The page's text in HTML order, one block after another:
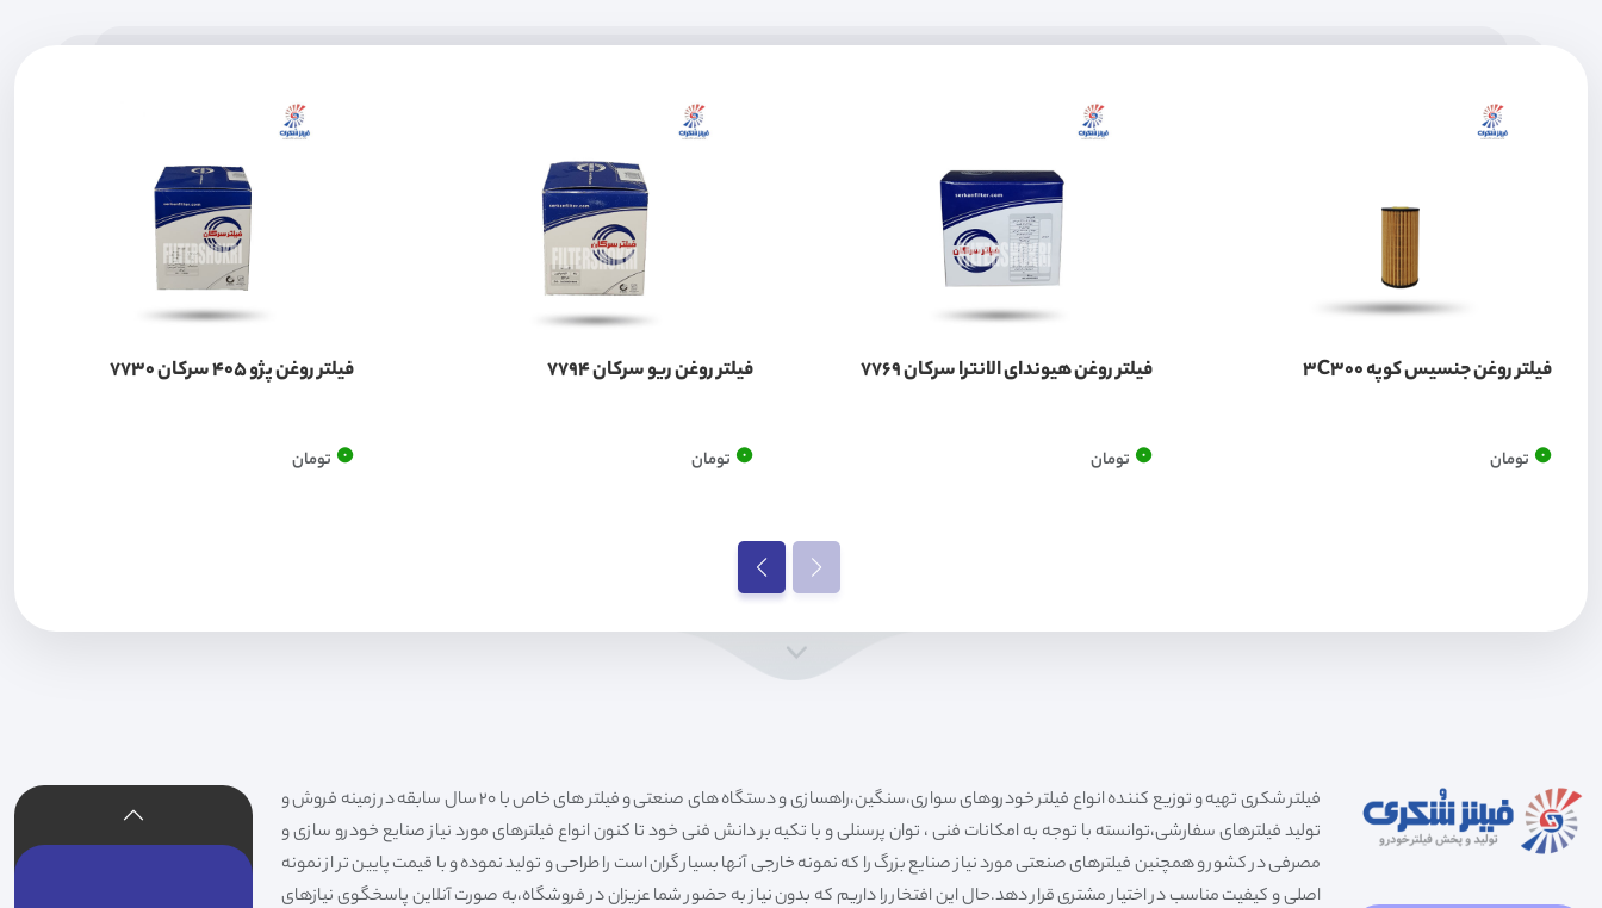
فیلتر روغن جنسیس کوپه 3C300
0 تومان
فیلتر روغن هیوندای الانترا سرکان 7769
0 تومان
فیلتر روغن ریو سرکان 7794
0 تومان
فیلتر روغن پژو 405 سرکان 7730
0 تومان
فیلتر شکری تهیه و توزیع کننده انواع فیلتر خودروهای سواری،سنگین،راهسازی و دستگاه های صنعتی و فیلتر های خاص با 20 سال سابقه در زمینه فروش و
تولید فیلترهای سفارشی،توانسته با توجه به امکانات فنی ، توان پرسنلی و با تکیه بر دانش فنی خود تا کنون انواع فیلترهای مورد نیاز صنایع خودرو سازی و
مصرفی در کشور و همچنین فیلترهای صنعتی مورد نیاز صنایع بزرگ را که نمونه خارجی آنها بسیار گران است را طراحی و تولید نموده و با قیمت پایین تر از نمونه
اصلی و کیفیت مناسب در اختیار مشتری قرار دهد.حال این افتخار را داریم که بدون نیاز به حضور شما عزیزان در فروشگاه،به صورت آنلاین پاسخگوی نیازهای